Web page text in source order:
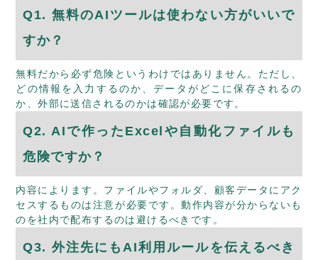
Q1. 無料のAIツールは使わない方がいいで
すか？
無料だから必ず危険というわけではありません。ただし、
どの情報を入力するのか、データがどこに保存されるの
か、外部に送信されるのかは確認が必要です。
Q2. AIで作ったExcelや自動化ファイルも
危険ですか？
内容によります。ファイルやフォルダ、顧客データにアク
セスするものは注意が必要です。動作内容が分からないも
のを社内で配布するのは避けるべきです。
Q3. 外注先にもAI利用ルールを伝えるべき